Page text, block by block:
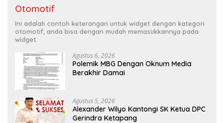
Otomotif
Ini adalah contoh keterangan untuk widget dengan kategori
otomotif, anda bisa dengan mudah memasukkannya pada
widget.
Agustus 6, 2026
Polemik MBG Dengan Oknum Media
Berakhir Damai
Agustus 5, 2026
Alexander Wilyo Kantongi SK Ketua DPC
Gerindra Ketapang